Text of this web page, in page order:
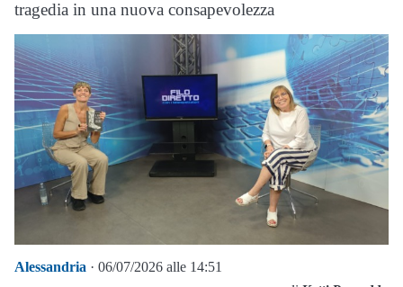
tragedia in una nuova consapevolezza
Alessandria · 06/07/2026 alle 14:51